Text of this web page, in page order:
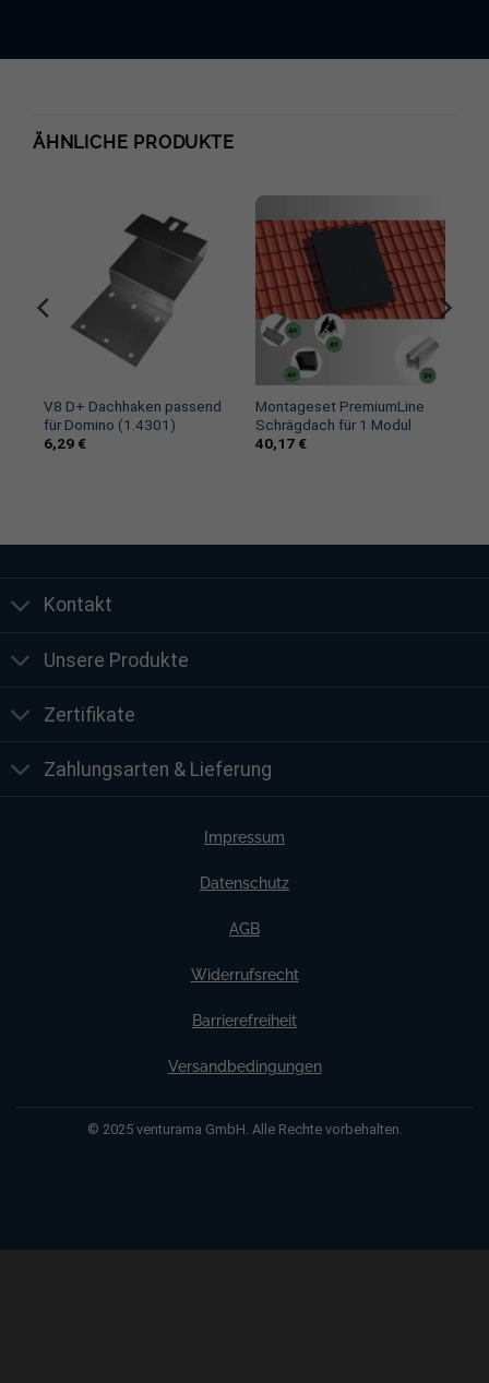
ÄHNLICHE PRODUKTE
V8 D+ Dachhaken passend
für Domino (1.4301)
6,29 €
Montageset PremiumLine
Schrägdach für 1 Modul
40,17 €
Kontakt
Unsere Produkte
Zertifikate
Zahlungsarten & Lieferung
Impressum
Datenschutz
AGB
Widerrufsrecht
Barrierefreiheit
Versandbedingungen
© 2025 venturama GmbH. Alle Rechte vorbehalten.